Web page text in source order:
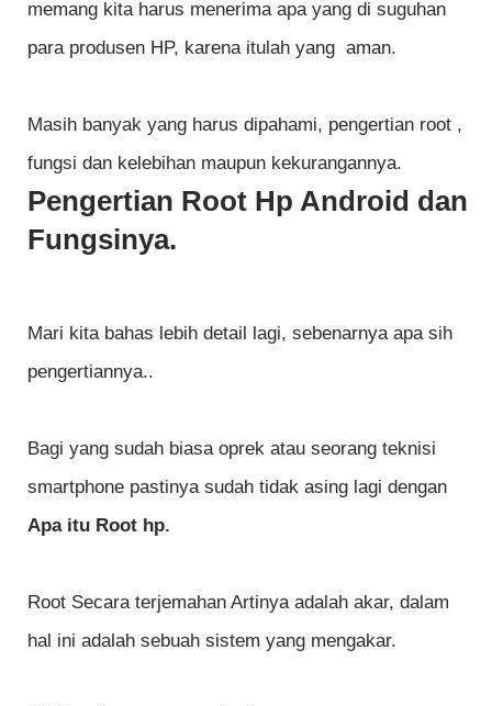
memang kita harus menerima apa yang di suguhan
para produsen HP, karena itulah yang aman.
Masih banyak yang harus dipahami, pengertian root ,
fungsi dan kelebihan maupun kekurangannya.
Pengertian Root Hp Android dan
Fungsinya.
Mari kita bahas lebih detail lagi, sebenarnya apa sih
pengertiannya..
Bagi yang sudah biasa oprek atau seorang teknisi
smartphone pastinya sudah tidak asing lagi dengan
Apa itu Root hp.
Root Secara terjemahan Artinya adalah akar, dalam
hal ini adalah sebuah sistem yang mengakar.